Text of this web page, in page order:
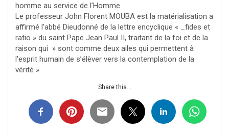
homme au service de l’Homme.
Le professeur John Florent MOUBA est la matérialisation a
affirmé l’abbé Dieudonné de la lettre encyclique « _fides et
ratio » du saint Pape Jean Paul II, traitant de la foi et de la
raison qui » sont comme deux ailes qui permettent à
l’esprit humain de s’élèver vers la contemplation de la
vérité ».
Share this...